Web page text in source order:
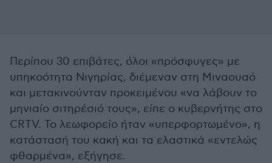
Περίπου 30 επιβάτες, όλοι «πρόσφυγες» με
υπηκοότητα Νιγηρίας, διέμεναν στη Μιναουαό
και μετακινούνταν προκειμένου «να λάβουν το
μηνιαίο σιτηρέσιό τους», είπε ο κυβερνήτης στο
CRTV. Το λεωφορείο ήταν «υπερφορτωμένο», η
κατάστασή του κακή και τα ελαστικά «εντελώς
φθαρμένα», εξήγησε.